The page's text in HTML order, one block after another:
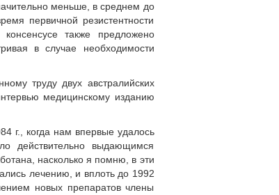
меньше, в среднем до
первичной резистентности
также предложено
в случае необходимости
труду двух австралийских
медицинскому изданию
г., когда нам впервые удалось
действительно выдающимся
насколько я помню, в эти
лечению, и вплоть до 1992
новых препаратов члены